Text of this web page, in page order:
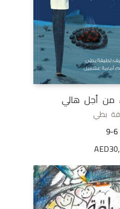
أجل هالي
بطي
9-6
AED